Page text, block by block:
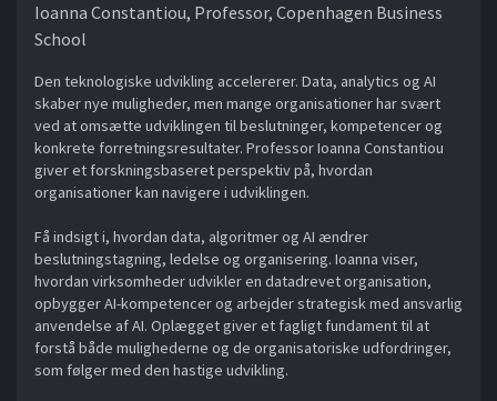
Ioanna Constantiou, Professor, Copenhagen Business
School
Den teknologiske udvikling accelererer. Data, analytics og AI
skaber nye muligheder, men mange organisationer har svært
ved at omsætte udviklingen til beslutninger, kompetencer og
konkrete forretningsresultater. Professor Ioanna Constantiou
giver et forskningsbaseret perspektiv på, hvordan
organisationer kan navigere i udviklingen.
Få indsigt i, hvordan data, algoritmer og AI ændrer
beslutningstagning, ledelse og organisering. Ioanna viser,
hvordan virksomheder udvikler en datadrevet organisation,
opbygger AI-kompetencer og arbejder strategisk med ansvarlig
anvendelse af AI. Oplægget giver et fagligt fundament til at
forstå både mulighederne og de organisatoriske udfordringer,
som følger med den hastige udvikling.